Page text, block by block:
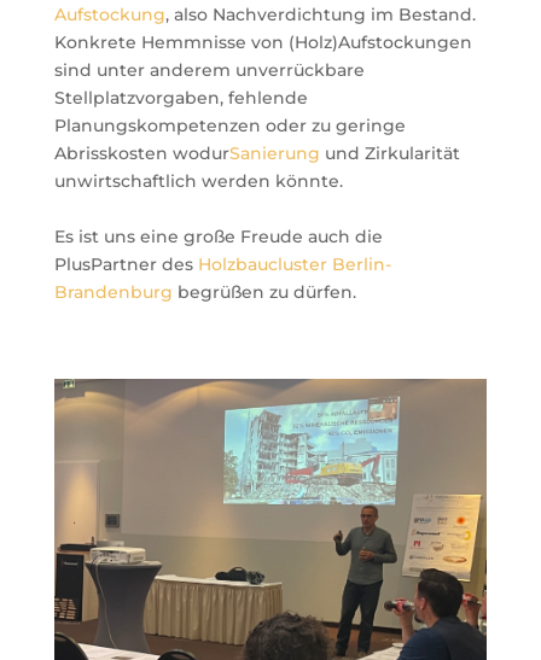
Aufstockung, also Nachverdichtung im Bestand.
Konkrete Hemmnisse von (Holz)Aufstockungen
sind unter anderem unverrückbare
Stellplatzvorgaben, fehlende
Planungskompetenzen oder zu geringe
Abrisskosten wodurSanierung und Zirkularität
unwirtschaftlich werden könnte.
Es ist uns eine große Freude auch die
PlusPartner des Holzbaucluster Berlin-
Brandenburg begrüßen zu dürfen.